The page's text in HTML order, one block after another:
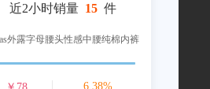
近2小时销量 15 件
外露字母腰头性感中腰纯棉内裤
6.38%